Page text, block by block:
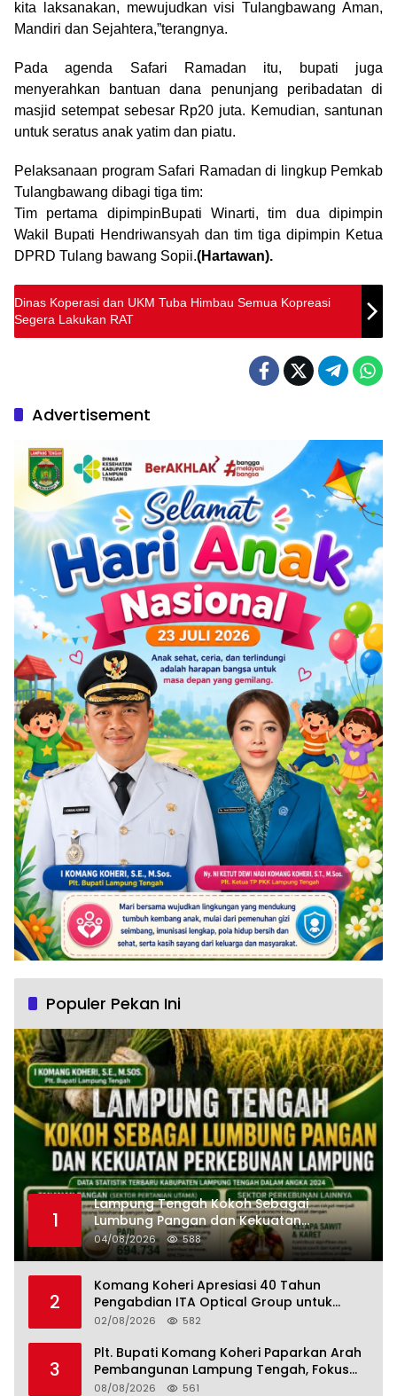
kita laksanakan, mewujudkan visi Tulangbawang Aman,
Mandiri dan Sejahtera,”terangnya.
Pada agenda Safari Ramadan itu, bupati juga
menyerahkan bantuan dana penunjang peribadatan di
masjid setempat sebesar Rp20 juta. Kemudian, santunan
untuk seratus anak yatim dan piatu.
Pelaksanaan program Safari Ramadan di lingkup Pemkab
Tulangbawang dibagi tiga tim:
Tim pertama dipimpinBupati Winarti, tim dua dipimpin
Wakil Bupati Hendriwansyah dan tim tiga dipimpin Ketua
DPRD Tulang bawang Sopii.(Hartawan).
Dinas Koperasi dan UKM Tuba Himbau Semua Kopreasi
Segera Lakukan RAT
Advertisement
Populer Pekan Ini
1
Lampung Tengah Kokoh Sebagai
Lumbung Pangan dan Kekuatan
Perkebunan Lampung, Komang Koheri:
Kemandirian Pangan adalah Fondasi
04/08/2026 588
2
Komang Koheri Apresiasi 40 Tahun
Pengabdian ITA Optical Group untuk
Kesehatan Mata Masyarakat Lamteng
02/08/2026 582
3
Plt. Bupati Komang Koheri Paparkan Arah
Pembangunan Lampung Tengah, Fokus
pada SDM, Ekonomi, Infrastruktur dan
08/08/2026 561